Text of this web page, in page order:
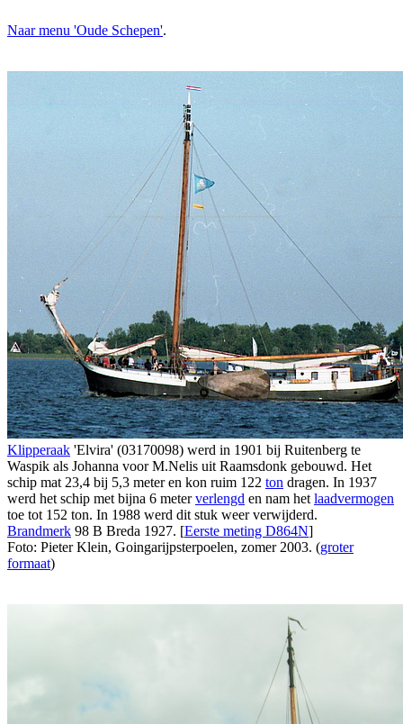
Naar menu 'Oude Schepen'.
Klipperaak 'Elvira' (03170098) werd in 1901 bij Ruitenberg te
Waspik als Johanna voor M.Nelis uit Raamsdonk gebouwd. Het
schip mat 23,4 bij 5,3 meter en kon ruim 122 ton dragen. In 1937
werd het schip met bijna 6 meterverlengd en nam het laadvermogen
toe tot 152 ton. In 1988 werd dit stuk weer verwijderd.
Brandmerk 98 B Breda 1927. [Eerste meting D864N]
Foto: Pieter Klein, Goingarijpsterpoelen, zomer 2003. (groter
formaat)